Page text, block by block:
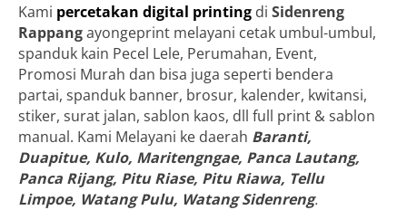
Kami percetakan digital printing di Sidenreng
Rappangayongeprint melayani cetak umbul-umbul,
spanduk kain Pecel Lele, Perumahan, Event,
Promosi Murah dan bisa juga seperti bendera
partai, spanduk banner, brosur, kalender, kwitansi,
stiker, surat jalan, sablon kaos, dll full print & sablon
manual. Kami Melayani ke daerah Baranti,
Duapitue, Kulo, Maritengngae, Panca Lautang,
Panca Rijang, Pitu Riase, Pitu Riawa, Tellu
Limpoe, Watang Pulu, Watang Sidenreng.